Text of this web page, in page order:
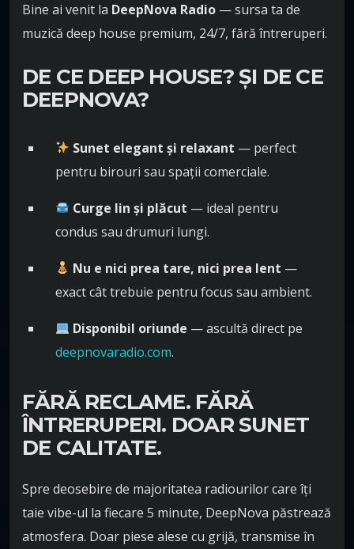
Bine ai venit la DeepNova Radio — sursa ta de
muzică deep house premium, 24/7, fără întreruperi.
DE CE DEEP HOUSE? ȘI DE CE
DEEPNOVA?
Sunet elegant și relaxant — perfect
pentru birouri sau spații comerciale.
Curge lin și plăcut — ideal pentru
condus sau drumuri lungi.
Nu e nici prea tare, nici prea lent —
exact cât trebuie pentru focus sau ambient.
Disponibil oriunde — ascultă direct pe
deepnovaradio.com.
FĂRĂ RECLAME. FĂRĂ
ÎNTRERUPERI. DOAR SUNET
DE CALITATE.
Spre deosebire de majoritatea radiourilor care îți
taie vibe-ul la fiecare 5 minute, DeepNova păstrează
atmosfera. Doar piese alese cu grijă, transmise în